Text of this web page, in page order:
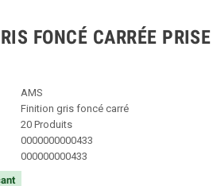
FONCÉ CARRÉE PRISE
AMS
Finition gris foncé carré
20 Produits
0000000000433
000000000433